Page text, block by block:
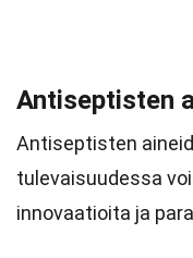
Antiseptisten
Antiseptisten
tulevaisuudessa
innovaatioita ja